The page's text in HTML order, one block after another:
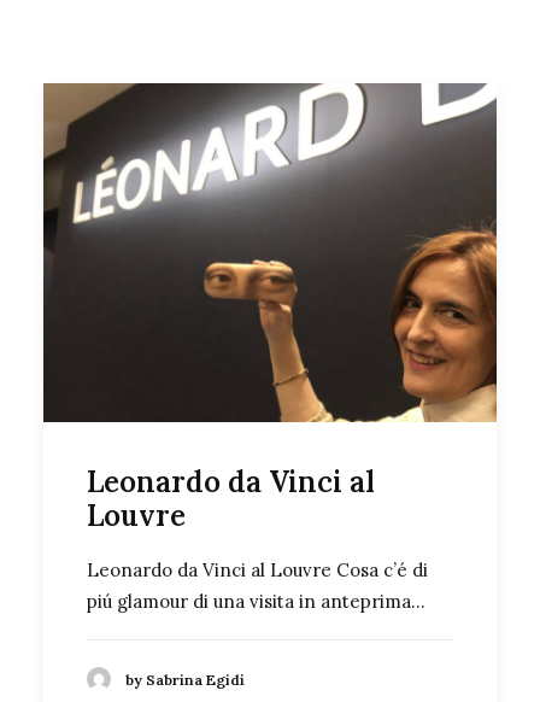
Leonardo da Vinci al
Louvre
Leonardo da Vinci al Louvre Cosa c’é di
piú glamour di una visita in anteprima…
by Sabrina Egidi